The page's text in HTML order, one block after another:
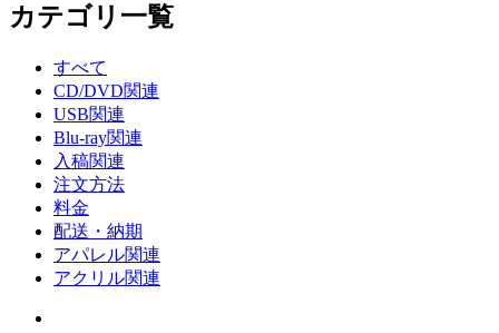
カテゴリ一覧
すべて
CD/DVD関連
USB関連
Blu-ray関連
入稿関連
注文方法
料金
配送・納期
アパレル関連
アクリル関連